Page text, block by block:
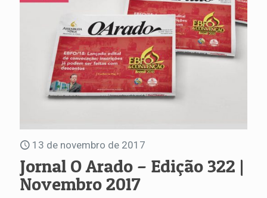
13 de novembro de 2017
Jornal O Arado – Edição 322 |
Novembro 2017